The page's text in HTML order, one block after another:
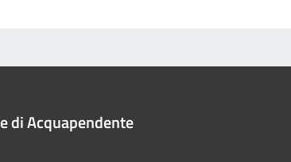
di Acquapendente